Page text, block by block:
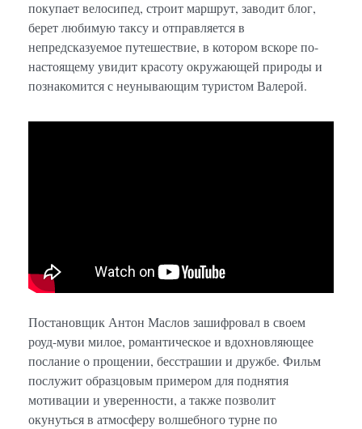
покупает велосипед, строит маршрут, заводит блог,
берет любимую таксу и отправляется в
непредсказуемое путешествие, в котором вскоре по-
настоящему увидит красоту окружающей природы и
познакомится с неунывающим туристом Валерой.
Постановщик Антон Маслов зашифровал в своем
роуд-муви милое, романтическое и вдохновляющее
послание о прощении, бесстрашии и дружбе. Фильм
послужит образцовым примером для поднятия
мотивации и уверенности, а также позволит
окунуться в атмосферу волшебного турне по